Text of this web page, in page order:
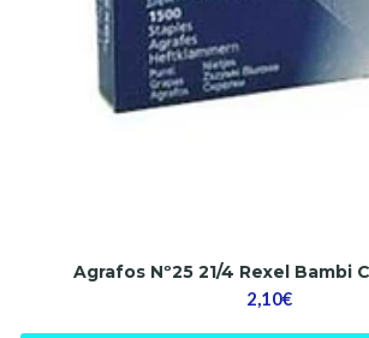
Agrafos Nº25 21/4 Rexel Bambi
2,10€